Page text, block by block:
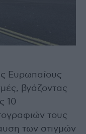
Ευρωπαίους
βγάζοντας
10
τους
των στιγμών